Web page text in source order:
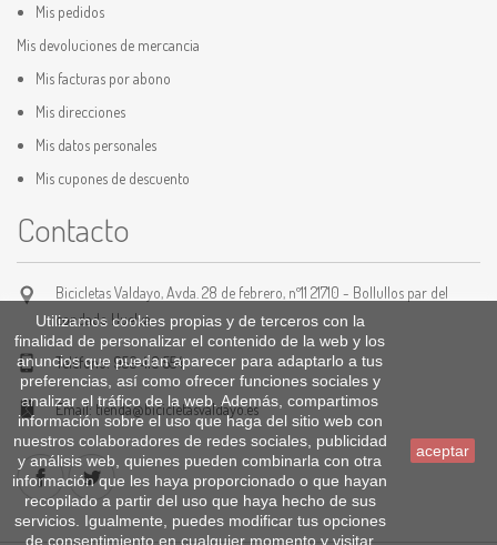
Utilizamos cookies propias y de terceros con la
finalidad de personalizar el contenido de la web y los
anuncios que puedan aparecer para adaptarlo a tus
preferencias, así como ofrecer funciones sociales y
analizar el tráfico de la web. Además, compartimos
información sobre el uso que haga del sitio web con
nuestros colaboradores de redes sociales, publicidad
y análisis web, quienes pueden combinarla con otra
información que les haya proporcionado o que hayan
recopilado a partir del uso que haya hecho de sus
servicios. Igualmente, puedes modificar tus opciones
de consentimiento en cualquier momento y visitar
aceptar
Mis pedidos
Mis devoluciones de mercancia
Mis facturas por abono
Mis direcciones
Mis datos personales
Mis cupones de descuento
Contacto
Bicicletas Valdayo, Avda. 28 de febrero, nº11 21710 - Bollullos par del
condado Huelva
Teléfono: 959 410 554
Email:tienda@bicicletasvaldayo.es